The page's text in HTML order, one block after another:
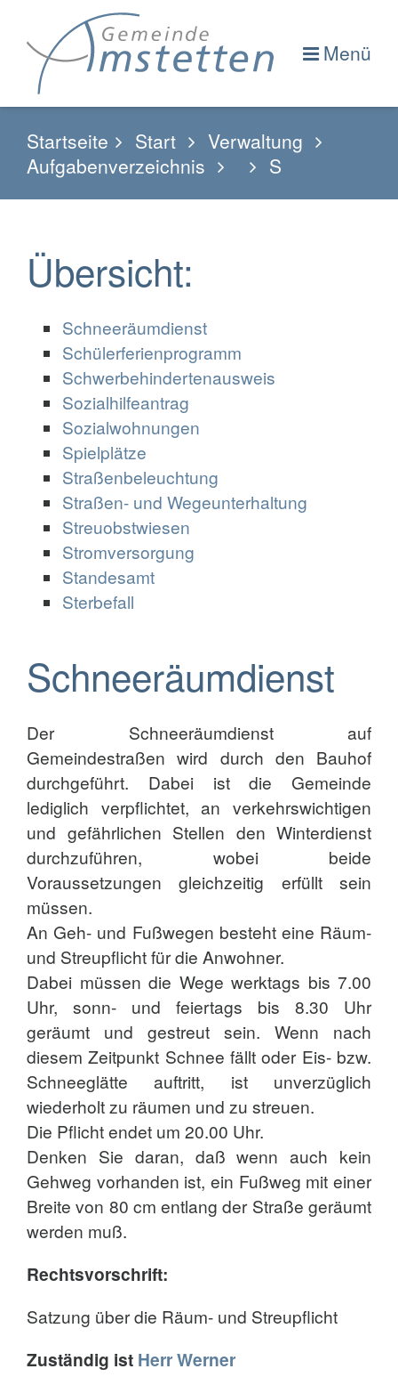
Menü
Startseite Start
Verwaltung
Aufgabenverzeichnis
S
Übersicht:
Schneeräumdienst
Schülerferienprogramm
Schwerbehindertenausweis
Sozialhilfeantrag
Sozialwohnungen
Spielplätze
Straßenbeleuchtung
Straßen- und Wegeunterhaltung
Streuobstwiesen
Stromversorgung
Standesamt
Sterbefall
Schneeräumdienst
Der Schneeräumdienst auf
Gemeindestraßen wird durch den Bauhof
durchgeführt. Dabei ist die Gemeinde
lediglich verpflichtet, an verkehrswichtigen
und gefährlichen Stellen den Winterdienst
durchzuführen, wobei beide
Voraussetzungen gleichzeitig erfüllt sein
müssen.
An Geh- und Fußwegen besteht eine Räum-
und Streupflicht für die Anwohner.
Dabei müssen die Wege werktags bis 7.00
Uhr, sonn- und feiertags bis 8.30 Uhr
geräumt und gestreut sein. Wenn nach
diesem Zeitpunkt Schnee fällt oder Eis- bzw.
Schneeglätte auftritt, ist unverzüglich
wiederholt zu räumen und zu streuen.
Die Pflicht endet um 20.00 Uhr.
Denken Sie daran, daß wenn auch kein
Gehweg vorhanden ist, ein Fußweg mit einer
Breite von 80 cm entlang der Straße geräumt
werden muß.
Rechtsvorschrift:
Satzung über die Räum- und Streupflicht
Zuständig ist HerrWerner